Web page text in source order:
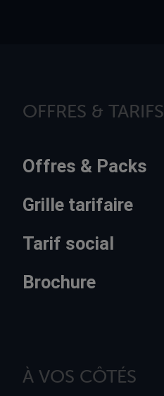
OFFRES & TARIFS
Offres & Packs
Grille tarifaire
Tarif social
Brochure
À VOS CÔTÉS